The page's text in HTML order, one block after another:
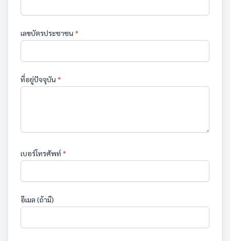
เลขบัตรประชาชน *
ที่อยู่ปัจจุบัน *
เบอร์โทรศัพท์ *
อีเมล (ถ้ามี)